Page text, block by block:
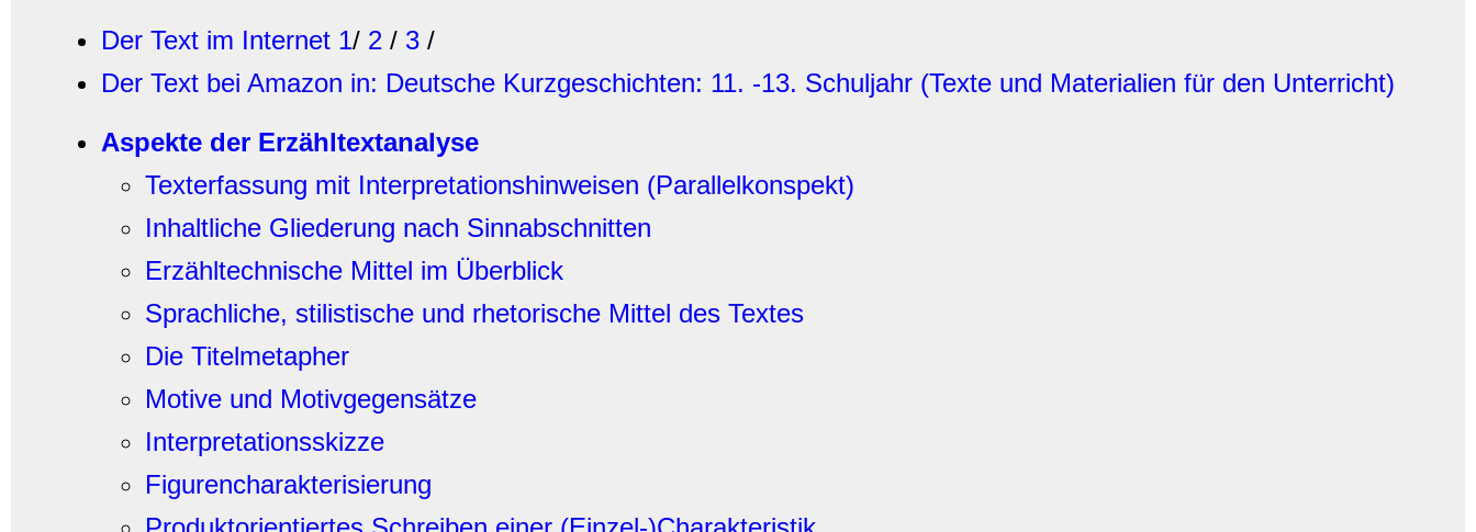
Der Text im Internet 1/ 2 / 3 /
Der Text bei Amazon in: Deutsche Kurzgeschichten: 11. -13. Schuljahr (Texte und Materialien für den Unterricht)
Aspekte der Erzähltextanalyse
Texterfassung mit Interpretationshinweisen (Parallelkonspekt)
Inhaltliche Gliederung nach Sinnabschnitten
Erzähltechnische Mittel im Überblick
Sprachliche, stilistische und rhetorische Mittel des Textes
Die Titelmetapher
Motive und Motivgegensätze
Interpretationsskizze
Figurencharakterisierung